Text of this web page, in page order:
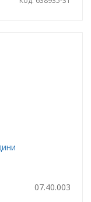
07.40.003